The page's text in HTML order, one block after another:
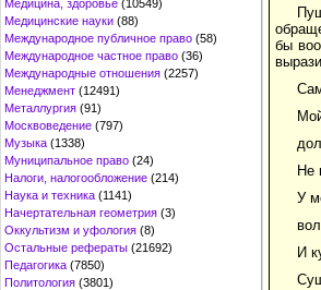
Медицина, здоровье (10549)
Медицинские науки (88)
Международное публичное право (58)
Международное частное право (36)
Международные отношения (2257)
Менеджмент (12491)
Металлургия (91)
Москвоведение (797)
Музыка (1338)
Муниципальное право (24)
Налоги, налогообложение (214)
Наука и техника (1141)
Начертательная геометрия (3)
Оккультизм и уфология (8)
Остальные рефераты (21692)
Педагогика (7850)
Политология (3801)
бы
Не
У
И